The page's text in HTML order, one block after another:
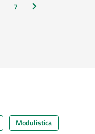
7 Pagina successiva
Modulistica